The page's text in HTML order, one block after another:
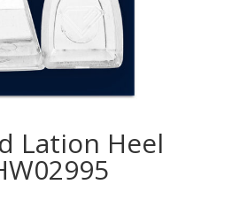
Lation Heel